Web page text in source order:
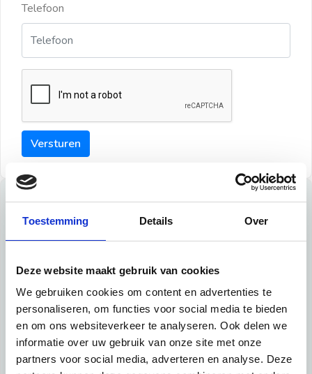
Toestemming Details Over
Deze website maakt gebruik van cookies
We gebruiken cookies om content en advertenties te
personaliseren, om functies voor social media te bieden
en om ons websiteverkeer te analyseren. Ook delen we
informatie over uw gebruik van onze site met onze
partners voor social media, adverteren en analyse. Deze
Telefoon
Versturen
Tips
Tip 1:
Schrijf een duidelijke introductie en geef de volgende
informatie mee:
Ben je student, werkachtig of werkzoekend